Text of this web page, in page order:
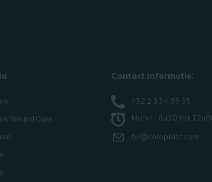
Wound Care
Contact informatie:​
+32 2 334 35 35
Ma-vr - 8u30 tot
be@coloplast.com